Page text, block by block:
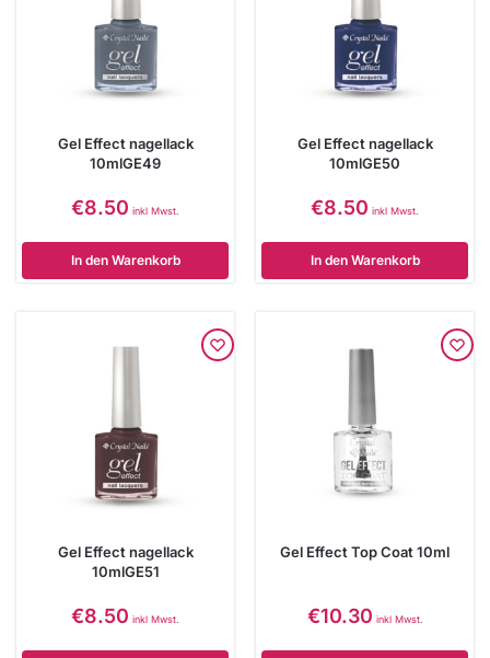
Gel Effect nagellack
10mlGE49
€8.50 inkl Mwst.
In den Warenkorb
Gel Effect nagellack
10mlGE50
€8.50 inkl Mwst.
In den Warenkorb
Gel Effect nagellack
10mlGE51
€8.50 inkl Mwst.
Gel Effect Top Coat 10ml
€10.30 inkl Mwst.